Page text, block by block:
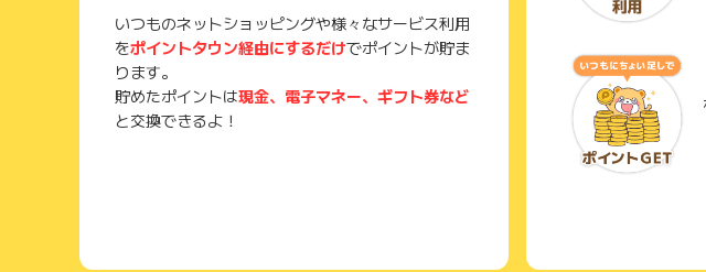
いつものネットショッピングや様々なサービス利用
をポイントタウン経由にするだけでポイントが貯ま
ります。
貯めたポイントは現金、電子マネー、ギフト券など
と交換できるよ！